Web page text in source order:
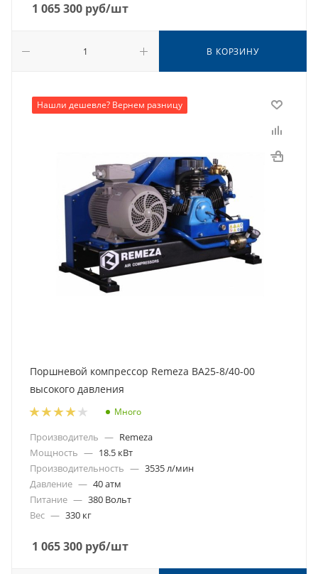
1 065 300 руб/шт
В КОРЗИНУ
Нашли дешевле? Вернем разницу
Поршневой компрессор Remeza ВА25-8/40-00
высокого давления
Много
Производитель — Remeza
Мощность — 18.5 кВт
Производительность — 3535 л/мин
Давление — 40 атм
Питание — 380 Вольт
Вес — 330 кг
1 065 300 руб/шт